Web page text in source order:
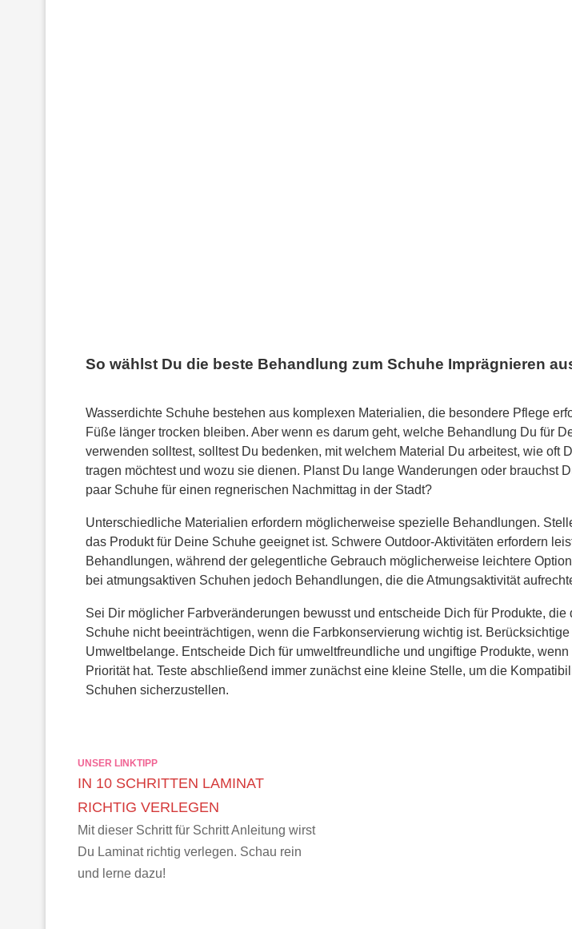
So wählst Du die beste Behandlung zum Schuhe Imprägnieren
Wasserdichte Schuhe bestehen aus komplexen Materialien, die besondere Pflege
Füße länger trocken bleiben. Aber wenn es darum geht, welche Behandlung Du für
verwenden solltest, solltest Du bedenken, mit welchem ​​Material Du arbeitest, wie oft
tragen möchtest und wozu sie dienen. Planst Du lange Wanderungen oder brauchst
paar Schuhe für einen regnerischen Nachmittag in der Stadt?
Unterschiedliche Materialien erfordern möglicherweise spezielle Behandlungen.
das Produkt für Deine Schuhe geeignet ist. Schwere Outdoor-Aktivitäten erfordern
Behandlungen, während der gelegentliche Gebrauch möglicherweise leichtere
bei atmungsaktiven Schuhen jedoch Behandlungen, die die Atmungsaktivität
Sei Dir möglicher Farbveränderungen bewusst und entscheide Dich für Produkte, die
Schuhe nicht beeinträchtigen, wenn die Farbkonservierung wichtig ist.
Umweltbelange. Entscheide Dich für umweltfreundliche und ungiftige Produkte,
Priorität hat. Teste abschließend immer zunächst eine kleine Stelle, um die
Schuhen sicherzustellen.
UNSER LINKTIPP
IN 10 SCHRITTEN LAMINAT
RICHTIG VERLEGEN
Mit dieser Schritt für Schritt Anleitung wirst
Du Laminat richtig verlegen. Schau rein
und lerne dazu!